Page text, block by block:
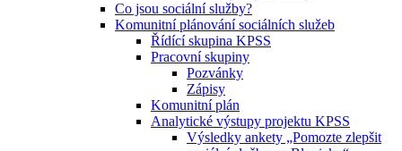
Co jsou sociální služby?
Komunitní plánování sociálních služeb
Řídící skupina KPSS
Pracovní skupiny
Pozvánky
Zápisy
Komunitní plán
Analytické výstupy projektu KPSS
Výsledky ankety „Pomozte zlepšit